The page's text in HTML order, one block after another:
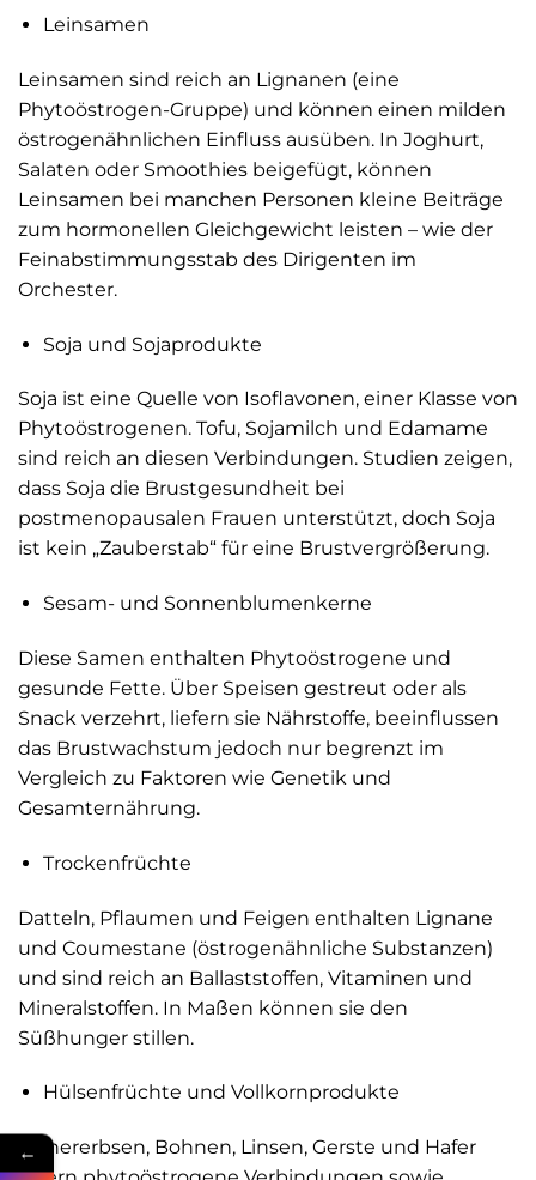
Leinsamen
Leinsamen sind reich an Lignanen (eine
Phytoöstrogen-Gruppe) und können einen milden
östrogenähnlichen Einfluss ausüben. In Joghurt,
Salaten oder Smoothies beigefügt, können
Leinsamen bei manchen Personen kleine Beiträge
zum hormonellen Gleichgewicht leisten – wie der
Feinabstimmungsstab des Dirigenten im
Orchester.
Soja und Sojaprodukte
Soja ist eine Quelle von Isoflavonen, einer Klasse von
Phytoöstrogenen. Tofu, Sojamilch und Edamame
sind reich an diesen Verbindungen. Studien zeigen,
dass Soja die Brustgesundheit bei
postmenopausalen Frauen unterstützt, doch Soja
ist kein „Zauberstab“ für eine Brustvergrößerung.
Sesam- und Sonnenblumenkerne
Diese Samen enthalten Phytoöstrogene und
gesunde Fette. Über Speisen gestreut oder als
Snack verzehrt, liefern sie Nährstoffe, beeinflussen
das Brustwachstum jedoch nur begrenzt im
Vergleich zu Faktoren wie Genetik und
Gesamternährung.
Trockenfrüchte
Datteln, Pflaumen und Feigen enthalten Lignane
und Coumestane (östrogenähnliche Substanzen)
und sind reich an Ballaststoffen, Vitaminen und
Mineralstoffen. In Maßen können sie den
Süßhunger stillen.
Hülsenfrüchte und Vollkornprodukte
Kichererbsen, Bohnen, Linsen, Gerste und Hafer
←